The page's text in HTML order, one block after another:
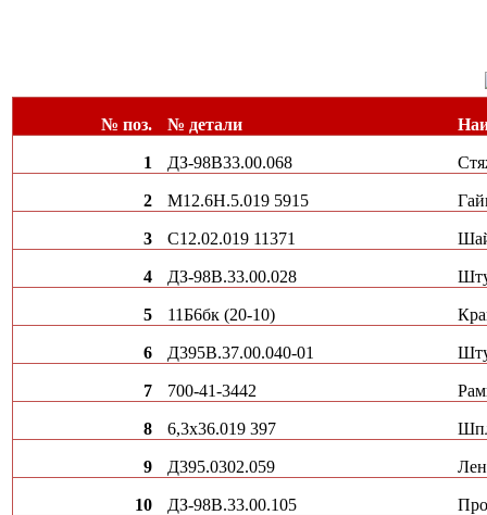
№ поз. № детали
1 ДЗ-98В33.00.068
2 М12.6H.5.019 5915
3 С12.02.019 11371
4 ДЗ-98В.33.00.028
5 11Б6бк (20-10)
6 Д395В.37.00.040-01
7 700-41-3442
8 6,3х36.019 397
9 Д395.0302.059
10 ДЗ-98В.33.00.105